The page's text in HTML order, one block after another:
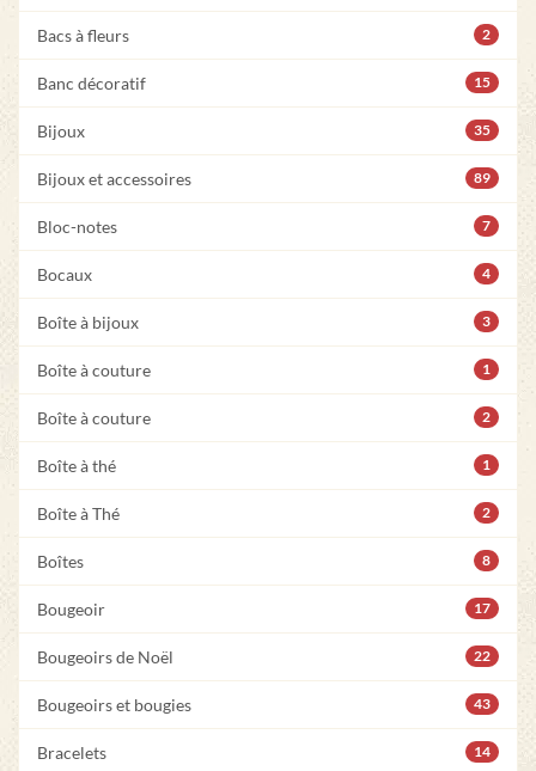
Bacs à fleurs 2
Banc décoratif 15
Bijoux 35
Bijoux et accessoires 89
Bloc-notes 7
Bocaux 4
Boîte à bijoux 3
Boîte à couture 1
Boîte à couture 2
Boîte à thé 1
Boîte à Thé 2
Boîtes 8
Bougeoir 17
Bougeoirs de Noël 22
Bougeoirs et bougies 43
Bracelets 14